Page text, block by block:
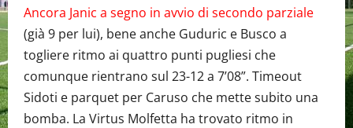
Ancora Janic a segno in avvio di secondo parziale
(già 9 per lui), bene anche Guduric e Busco a
togliere ritmo ai quattro punti pugliesi che
comunque rientrano sul 23-12 a 7’08”. Timeout
Sidoti e parquet per Caruso che mette subito una
bomba. La Virtus Molfetta ha trovato ritmo in